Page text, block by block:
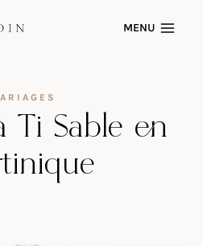
MENU
Ti Sable en